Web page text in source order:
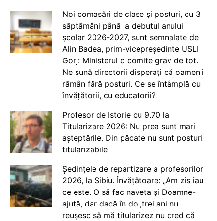
Noi comasări de clase și posturi, cu 3
săptămâni până la debutul anului
școlar 2026-2027, sunt semnalate de
Alin Badea, prim-vicepreședinte USLI
Gorj: Ministerul o comite grav de tot.
Ne sună directorii disperați că oamenii
rămân fără posturi. Ce se întâmplă cu
învățătorii, cu educatorii?
Profesor de Istorie cu 9.70 la
Titularizare 2026: Nu prea sunt mari
așteptările. Din păcate nu sunt posturi
titularizabile
Ședințele de repartizare a profesorilor
2026, la Sibiu. Învățătoare: „Am zis iau
ce este. O să fac naveta și Doamne-
ajută, dar dacă în doi,trei ani nu
reușesc să mă titularizez nu cred că